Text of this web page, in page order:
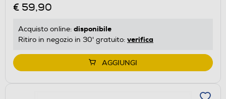
€ 59,90
Acquisto online: disponibile
Ritiro in negozio in 30' gratuito: verifica
AGGIUNGI